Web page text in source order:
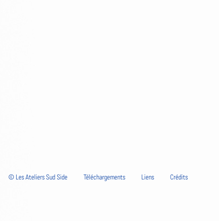
© Les Ateliers Sud Side Téléchargements Liens Crédits